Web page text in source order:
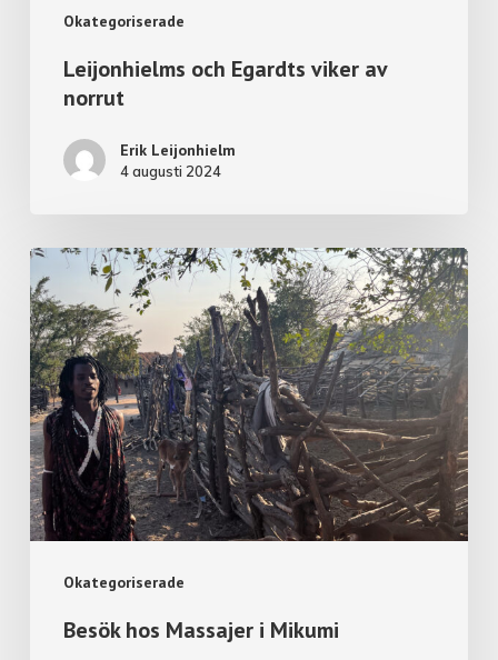
Okategoriserade
Leijonhielms och Egardts viker av
norrut
Erik Leijonhielm
4 augusti 2024
Okategoriserade
Besök hos Massajer i Mikumi